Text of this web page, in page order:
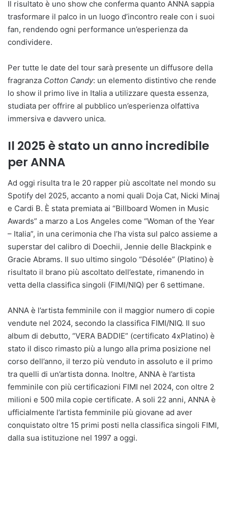
Il risultato è uno show che conferma quanto ANNA sappia
trasformare il palco in un luogo d’incontro reale con i suoi
fan, rendendo ogni performance un’esperienza da
condividere.
Per tutte le date del tour sarà presente un diffusore della
fragranza Cotton Candy: un elemento distintivo che rende
lo show il primo live in Italia a utilizzare questa essenza,
studiata per offrire al pubblico un’esperienza olfattiva
immersiva e davvero unica.
Il 2025 è stato un anno incredibile
per ANNA
Ad oggi risulta tra le 20 rapper più ascoltate nel mondo su
Spotify del 2025, accanto a nomi quali Doja Cat, Nicki Minaj
e Cardi B. È stata premiata ai “Billboard Women in Music
Awards” a marzo a Los Angeles come “Woman of the Year
– Italia”, in una cerimonia che l’ha vista sul palco assieme a
superstar del calibro di Doechii, Jennie delle Blackpink e
Gracie Abrams. Il suo ultimo singolo “Désolée” (Platino) è
risultato il brano più ascoltato dell’estate, rimanendo in
vetta della classifica singoli (FIMI/NIQ) per 6 settimane.
ANNA è l’artista femminile con il maggior numero di copie
vendute nel 2024, secondo la classifica FIMI/NIQ. Il suo
album di debutto, “VERA BADDIE” (certificato 4xPlatino) è
stato il disco rimasto più a lungo alla prima posizione nel
corso dell’anno, il terzo più venduto in assoluto e il primo
tra quelli di un’artista donna. Inoltre, ANNA è l’artista
femminile con più certificazioni FIMI nel 2024, con oltre 2
milioni e 500 mila copie certificate. A soli 22 anni, ANNA è
ufficialmente l’artista femminile più giovane ad aver
conquistato oltre 15 primi posti nella classifica singoli FIMI,
dalla sua istituzione nel 1997 a oggi.